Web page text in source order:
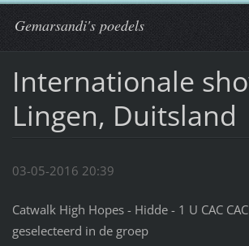
Gemarsandi's poedels
Internationale
Lingen, Duitsland
03-05-2016 20:39
Catwalk High Hopes - Hidde - 1 U CAC
geselecteerd in de groep